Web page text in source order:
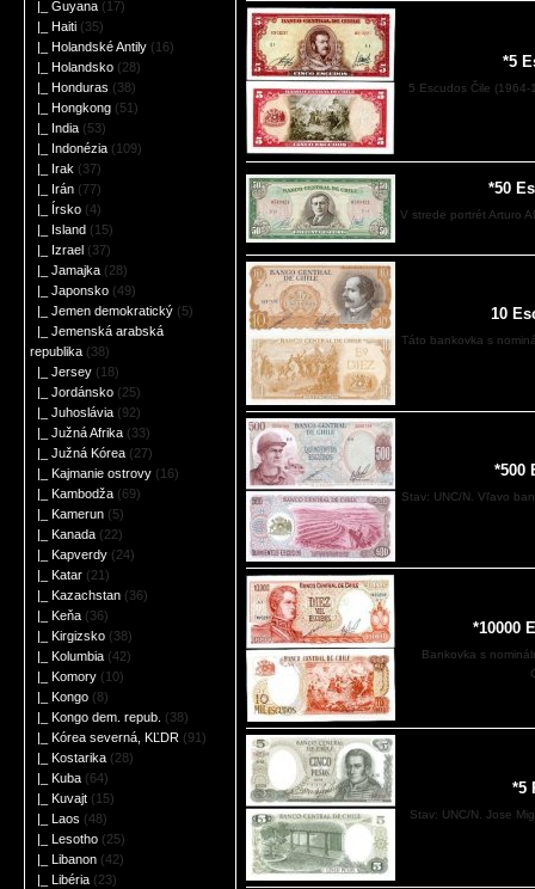
|_ Guyana (17)
|_ Haiti (35)
|_ Holandské Antily (16)
|_ Holandsko (28)
|_ Honduras (38)
|_ Hongkong (51)
|_ India (53)
|_ Indonézia (109)
|_ Irak (37)
|_ Irán (77)
|_ Írsko (4)
|_ Island (15)
|_ Izrael (37)
|_ Jamajka (28)
|_ Japonsko (49)
|_ Jemen demokratický (5)
|_ Jemenská arabská
republika (38)
|_ Jersey (18)
|_ Jordánsko (25)
|_ Juhoslávia (92)
|_ Južná Afrika (33)
|_ Južná Kórea (27)
|_ Kajmanie ostrovy (16)
|_ Kambodža (69)
|_ Kamerun (5)
|_ Kanada (22)
|_ Kapverdy (24)
|_ Katar (21)
|_ Kazachstan (36)
|_ Keňa (36)
|_ Kirgizsko (38)
|_ Kolumbia (42)
|_ Komory (10)
|_ Kongo (8)
|_ Kongo dem. repub. (38)
|_ Kórea severná, KĽDR (91)
|_ Kostarika (28)
|_ Kuba (64)
|_ Kuvajt (15)
|_ Laos (48)
|_ Lesotho (25)
|_ Libanon (42)
|_ Libéria (23)
*5
5 Escudos Čile
*50
V strede portrét Arturo
10
Táto bankovka s
*500
Stav: UNC/N. Vľavo
*10000
Bankovka s
*5
Stav: UNC/N. Jose